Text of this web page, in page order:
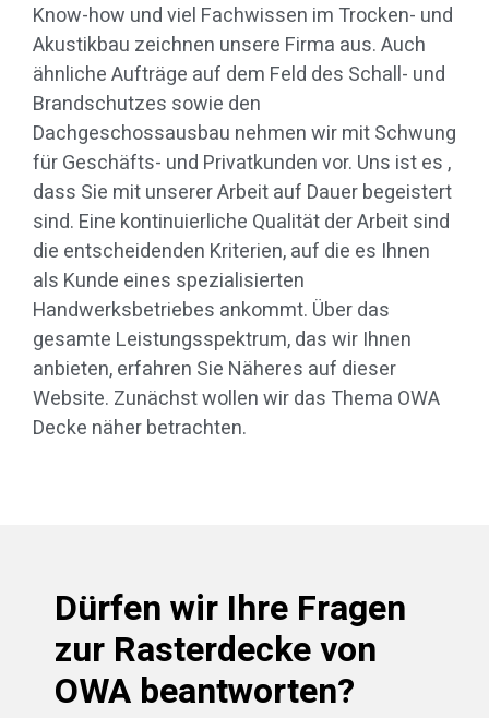
Know-how und viel Fachwissen im Trocken- und
Akustikbau zeichnen unsere Firma aus. Auch
ähnliche Aufträge auf dem Feld des Schall- und
Brandschutzes sowie den
Dachgeschossausbau nehmen wir mit Schwung
für Geschäfts- und Privatkunden vor. Uns ist es ,
dass Sie mit unserer Arbeit auf Dauer begeistert
sind. Eine kontinuierliche Qualität der Arbeit sind
die entscheidenden Kriterien, auf die es Ihnen
als Kunde eines spezialisierten
Handwerksbetriebes ankommt. Über das
gesamte Leistungsspektrum, das wir Ihnen
anbieten, erfahren Sie Näheres auf dieser
Website. Zunächst wollen wir das Thema OWA
Decke näher betrachten.
Dürfen wir Ihre Fragen
zur Rasterdecke von
OWA beantworten?